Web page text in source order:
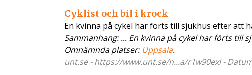
Cyklist och bil i krock
En kvinna på cykel har förts till sjukhus efter att
Sammanhang: ... En kvinna på cykel har förts
Omnämnda platser: Uppsala.
unt.se - https://www.unt.se/n...a/r1w90exl -